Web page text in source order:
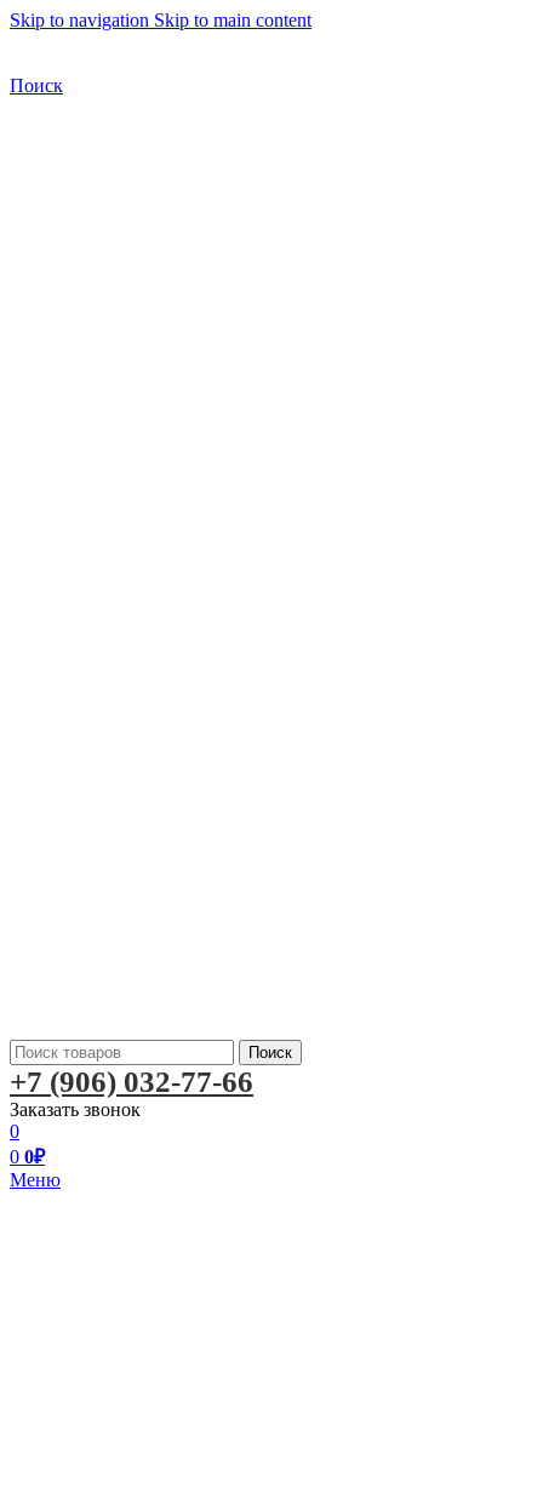
Skip to navigation Skip to main content
Поиск
Поиск
+7 (906) 032-77-66
Заказать звонок
0
0 0₽
Меню